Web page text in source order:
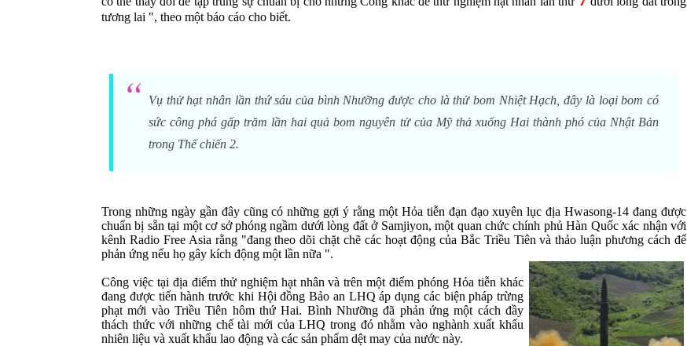
tương lai ", theo một báo cáo cho biết.
Vụ thử hạt nhân lần thứ sáu của bình Nhưỡng được cho là thử bom Nhiệt Hạch, đây là loại bom có
sức công phá gấp trăm lần hai quả bom nguyên tử của Mỹ thả xuống Hai thành phó của Nhật Bản
trong Thế chiến 2.
Trong những ngày gần đây cũng có những gợi ý rằng một Hỏa tiễn đạn đạo xuyên lục địa Hwasong-14 đang được
chuẩn bị sẵn tại một cơ sở phóng ngầm dưới lòng đất ở Samjiyon, một quan chức chính phủ Hàn Quốc xác nhận với
kênh Radio Free Asia rằng "đang theo dõi chặt chẽ các hoạt động của Bắc Triều Tiên và thảo luận phương cách để
phản ứng nếu họ gây kích động một lần nữa ".
Công việc tại địa điểm thử nghiệm hạt nhân và trên một điểm phóng Hỏa tiễn khác
đang được tiến hành trước khi Hội đồng Bảo an LHQ áp dụng các biện pháp trừng
phạt mới vào Triều Tiên hôm thứ Hai. Bình Nhưỡng đã phản ứng một cách đầy
thách thức với những chế tài mới của LHQ trong đó nhằm vào nghành xuất khẩu
nhiên liệu và xuất khẩu lao động và các sản phẩm dệt may của nước này.